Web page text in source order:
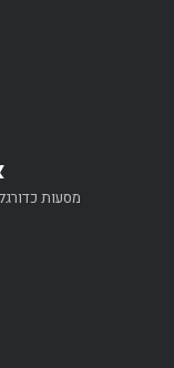
מסעות